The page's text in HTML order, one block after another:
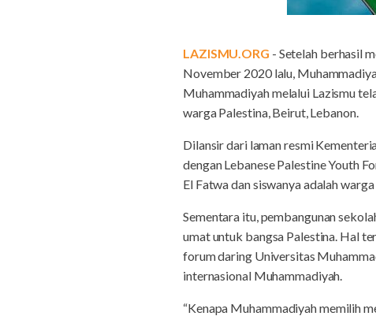
LAZISMU.ORG - Setelah berhasil
November 2020 lalu,
Muhammadiyah melalui Lazismu
warga Palestina, Beirut, Lebanon.
Dilansir dari laman resmi
dengan Lebanese Palestine Youth
El Fatwa dan siswanya adalah
Sementara itu, pembangunan
umat untuk bangsa Palestina. Hal
forum daring Universitas
internasional Muhammadiyah.
“Kenapa Muhammadiyah memilih